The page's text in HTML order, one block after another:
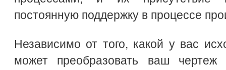
постоянную поддержку в процессе
Независимо от того, какой у вас
может преобразовать ваш